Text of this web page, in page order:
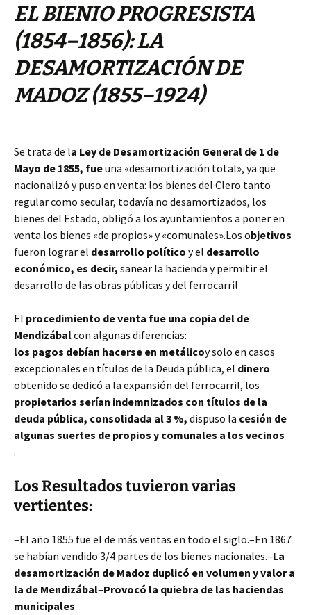
EL BIENIO PROGRESISTA
(1854–1856): LA
DESAMORTIZACIÓN DE
MADOZ (1855–1924)
Se trata de la Ley de Desamortización General de 1 de
Mayo de 1855, fueuna «desamortización total», ya que
nacionalizó y puso en venta: los bienes del Clero tanto
regular como secular, todavía no desamortizados, los
bienes del Estado, obligó a los ayuntamientos a poner en
venta los bienes «de propios» y «comunales».Los objetivos
fueron lograr el desarrollo político y el desarrollo
económico, es decir, sanear la hacienda y permitir el
desarrollo de las obras públicas y del ferrocarril
El procedimiento de venta fue una copia del de
Mendizábalcon algunas diferencias:
los pagos debían hacerse en metálicoy solo en casos
excepcionales en títulos de la Deuda pública, el dinero
obtenido se dedicó a la expansión del ferrocarril, los
propietarios serían indemnizados con títulos de la
deuda pública, consolidada al 3 %, dispuso la cesión de
algunas suertes de propios y comunales a los vecinos
.
Los Resultados tuvieron varias
vertientes:
–El año 1855 fue el de más ventas en todo el siglo.–En 1867
se habían vendido 3/4 partes de los bienes nacionales.–La
desamortización de Madoz duplicó en volumen y valor a
la de Mendizábal–Provocó la quiebra de las haciendas
municipales